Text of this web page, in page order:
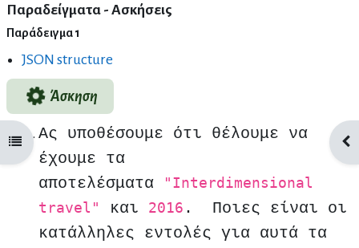
Open course index
Παραδείγματα - Ασκήσεις
Παράδειγμα 1
JSON structure
Άσκηση
Ας υποθέσουμε ότι θέλουμε να
έχουμε τα
αποτελέσματα
"Interdimensional
travel"
και 2016 . Ποιες είναι οι
κατάλληλες εντολές για αυτά τα